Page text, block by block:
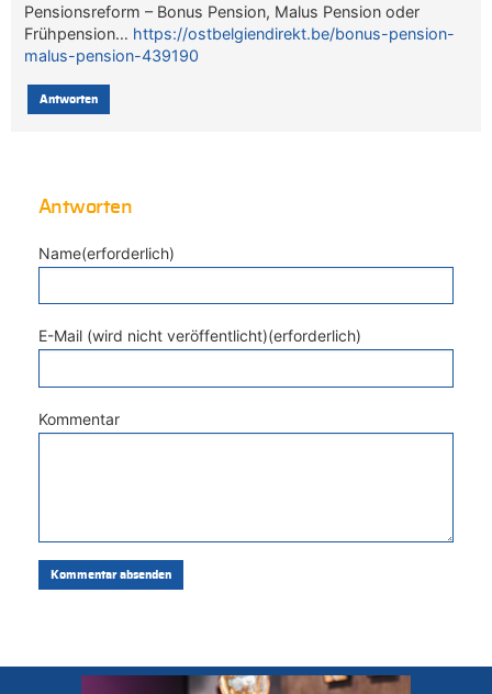
Pensionsreform – Bonus Pension, Malus Pension oder
Frühpension… https://ostbelgiendirekt.be/bonus-pension-
malus-pension-439190
Antworten
Antworten
Name(erforderlich)
E-Mail (wird nicht veröffentlicht)(erforderlich)
Kommentar